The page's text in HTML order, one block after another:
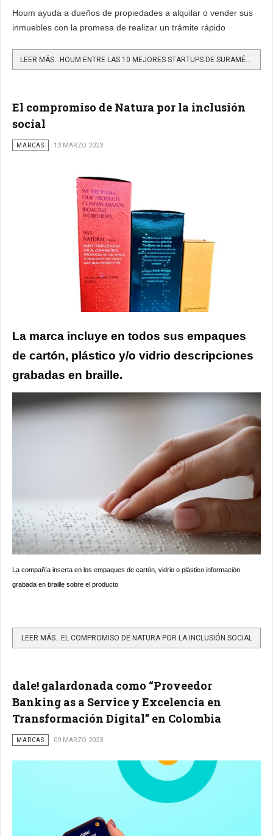
Houm ayuda a dueños de propiedades a alquilar o vender sus
inmuebles con la promesa de realizar un trámite rápido
El compromiso de Natura por la inclusión
social
MARCAS 13 MARZO 2023
La marca incluye en todos sus empaques
de cartón, plástico y/o vidrio descripciones
grabadas en braille.
La compañía inserta en los empaques de cartón, vidrio o plástico información
grabada en braille sobre el producto
LEER MÁS…EL COMPROMISO DE NATURA POR LA INCLUSIÓN SOCIAL
dale! galardonada como “Proveedor
Banking as a Service y Excelencia en
Transformación Digital” en Colombia
MARCAS 09 MARZO 2023